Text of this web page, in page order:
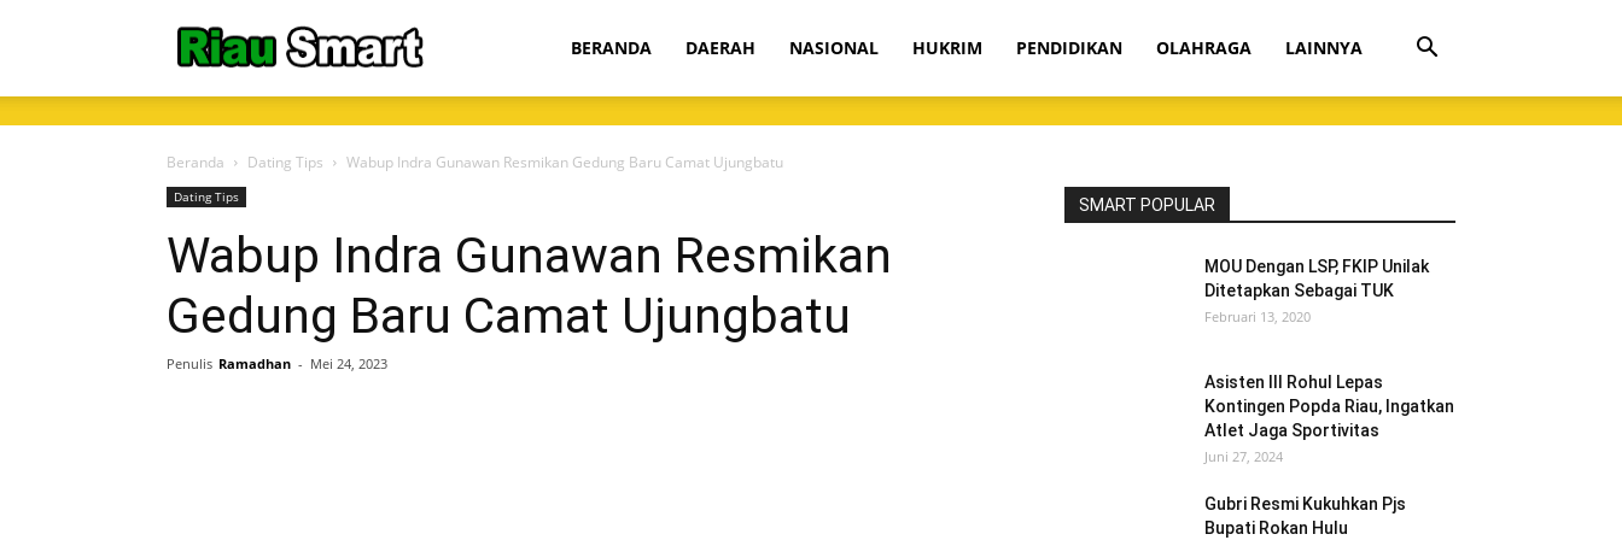
BERANDA DAERAH NASIONAL HUKRIM PENDIDIKAN OLAHRAGA LAINNYA
Beranda Dating Tips Wabup Indra Gunawan Resmikan Gedung Baru Camat Ujungbatu
Dating Tips
Wabup Indra Gunawan Resmikan
Gedung Baru Camat Ujungbatu
Penulis Ramadhan - Mei 24, 2023
SMART POPULAR
MOU Dengan LSP, FKIP Unilak
Ditetapkan Sebagai TUK
Februari 13, 2020
Asisten III Rohul Lepas
Kontingen Popda Riau, Ingatkan
Atlet Jaga Sportivitas
Juni 27, 2024
Gubri Resmi Kukuhkan Pjs
Bupati Rokan Hulu